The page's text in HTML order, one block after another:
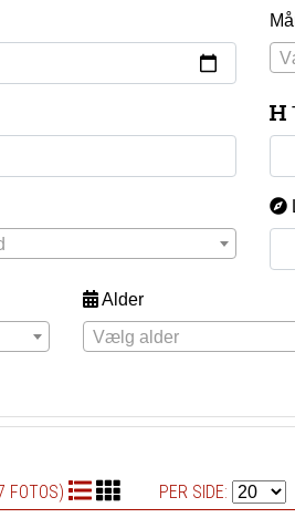
Alder
Vælg alder
FOTOS) PER SIDE: